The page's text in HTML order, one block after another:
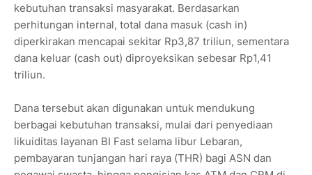
kebutuhan transaksi masyarakat. Berdasarkan
perhitungan internal, total dana masuk (cash in)
diperkirakan mencapai sekitar Rp3,87 triliun, sementara
dana keluar (cash out) diproyeksikan sebesar Rp1,41
triliun.
Dana tersebut akan digunakan untuk mendukung
berbagai kebutuhan transaksi, mulai dari penyediaan
likuiditas layanan BI Fast selama libur Lebaran,
pembayaran tunjangan hari raya (THR) bagi ASN dan